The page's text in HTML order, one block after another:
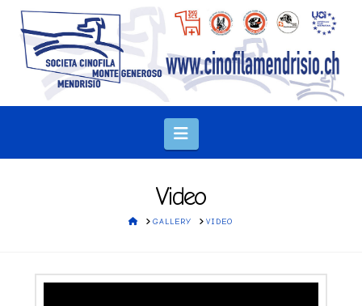
Navigation
Video
HOMEGALLERY VIDEO